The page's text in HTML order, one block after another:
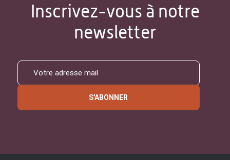
Inscrivez-vous à notre
newsletter
S'ABONNER